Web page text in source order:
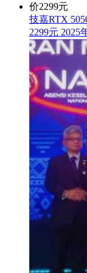
技嘉RTX
2299元 2025